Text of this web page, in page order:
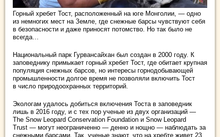
Горный хребет Тост, расположенный на юге Монголии, — одно
из немногих мест на Земле, где снежные барсы чувствуют себя
в безопасности и даже приносят потомство. Но так было не
всегда…
Национальный парк Гурвансайхан был создан в 2000 году. К
заповеднику примыкает горный хребет Тост, где обитает крупная
популяция снежных барсов, но интересы горнодобывающей
промышленности долгое время не позволяли включить Тост
в число природоохранных территорий.
Экологам удалось добиться включения Тоста в заповедник
лишь в 2016 году, и с тех пор ученые из двух организаций —
The Snow Leopard Conservation Foundation и Snow Leopard
Trust — могут неограниченно — денно и нощно — наблюдать за
снежными барсами. Так, ученые знают, что на хребте живет 23